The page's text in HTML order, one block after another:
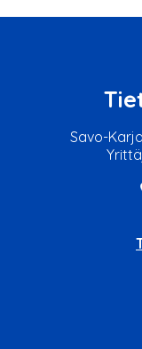
Savo-